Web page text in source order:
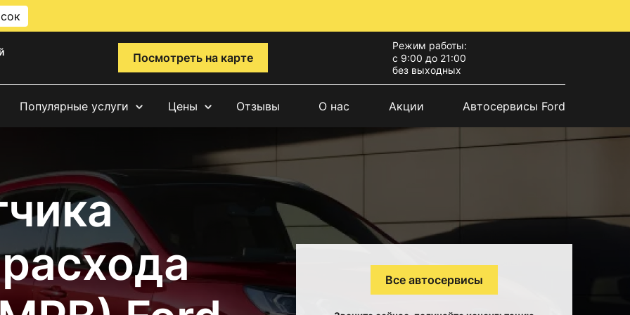
Посмотреть на карте
Режим работы:
с 9:00 до 21:00
без выходных
Популярные услуги Цены Отзывы О нас Акции Автосервисы Ford
Все автосервисы